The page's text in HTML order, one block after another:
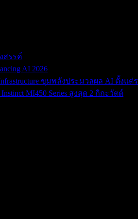
สรรค์
AI 2026
ขุมพลังประมวลผล AI ตั้งแ
MI450 Series สูงสุด 2 กิกะวัตต์